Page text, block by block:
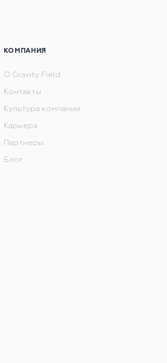
КОМПАНИЯ
О Gravity Field
Контакты
Культура компании
Карьера
Партнеры
Блог